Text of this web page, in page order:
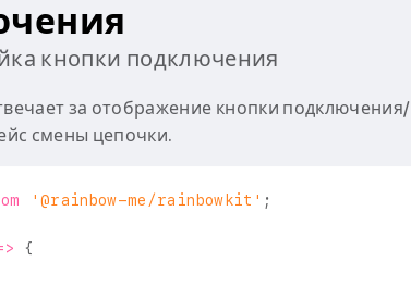
кнопки подключения
за отображение кнопки подключения/
смены цепочки.
'@rainbow-me/rainbowkit' ;
{